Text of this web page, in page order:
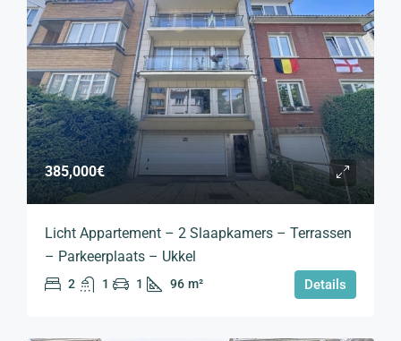
385,000€
Licht Appartement – 2 Slaapkamers – Terrassen
– Parkeerplaats – Ukkel
2 1 1 96 m² Details